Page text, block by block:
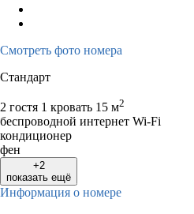
Смотреть фото номера
Стандарт
2 гостя 1 кровать 15 м2
беспроводной интернет Wi-Fi
кондиционер
фен
+2
показать ещё
Информация о номере